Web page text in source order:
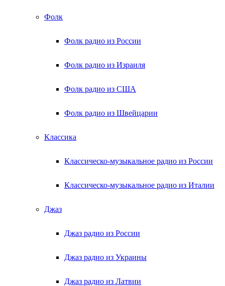
Фолк
Фолк радио из России
Фолк радио из Израиля
Фолк радио из США
Фолк радио из Швейцарии
Классика
Классическо-музыкальное радио из России
Классическо-музыкальное радио из Италии
Джаз
Джаз радио из России
Джаз радио из Украины
Джаз радио из Латвии